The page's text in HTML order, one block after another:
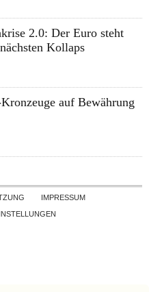
2.0: Der Euro steht
Kollaps
auf Bewährung
to contentIMPRESSUM